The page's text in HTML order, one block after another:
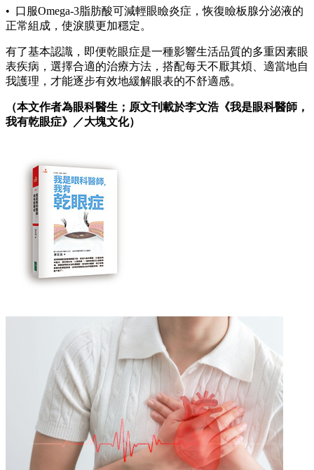
• 口服Omega-3脂肪酸可減輕眼瞼炎症，恢復瞼板腺分泌液的
正常組成，使淚膜更加穩定。
有了基本認識，即便乾眼症是一種影響生活品質的多重因素眼
表疾病，選擇合適的治療方法，搭配每天不厭其煩、適當地自
我護理，才能逐步有效地緩解眼表的不舒適感。
（本文作者為眼科醫生；原文刊載於李文浩《我是眼科醫師，
我有乾眼症》／大塊文化）